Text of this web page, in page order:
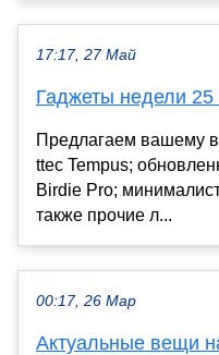
17:17, 27 Май
Гаджеты недели
Предлагаем вашему
ttec Tempus;
Birdie Pro;
также прочие л...
00:17, 26 Мар
Актуальные вещи